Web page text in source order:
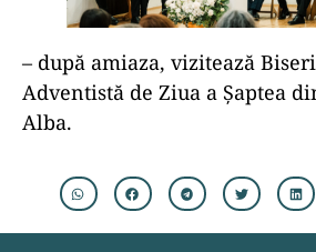
– după amiaza, vizitează
Adventistă de Ziua a Șaptea
Alba.